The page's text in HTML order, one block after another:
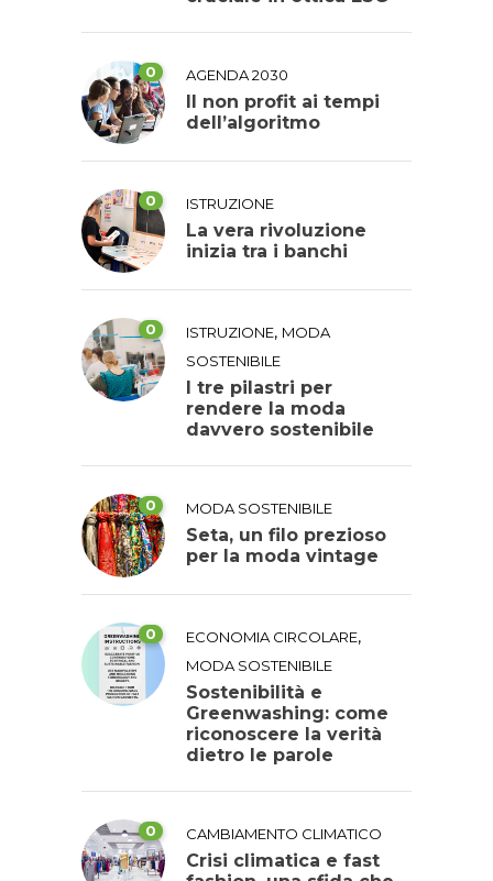
0 AGENDA 2030
Il non profit ai tempi
dell’algoritmo
0 ISTRUZIONE
La vera rivoluzione
inizia tra i banchi
0 ISTRUZIONE, MODA
SOSTENIBILE
I tre pilastri per
rendere la moda
davvero sostenibile
0 MODA SOSTENIBILE
Seta, un filo prezioso
per la moda vintage
0 ECONOMIA CIRCOLARE,
MODA SOSTENIBILE
Sostenibilità e
Greenwashing: come
riconoscere la verità
dietro le parole
0 CAMBIAMENTO CLIMATICO
Crisi climatica e fast